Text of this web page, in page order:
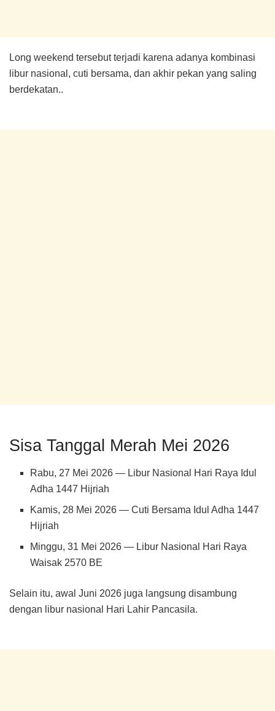
Long weekend tersebut terjadi karena adanya kombinasi
libur nasional, cuti bersama, dan akhir pekan yang saling
berdekatan..
Sisa Tanggal Merah Mei 2026
Rabu, 27 Mei 2026 — Libur Nasional Hari Raya Idul
Adha 1447 Hijriah
Kamis, 28 Mei 2026 — Cuti Bersama Idul Adha 1447
Hijriah
Minggu, 31 Mei 2026 — Libur Nasional Hari Raya
Waisak 2570 BE
Selain itu, awal Juni 2026 juga langsung disambung
dengan libur nasional Hari Lahir Pancasila.